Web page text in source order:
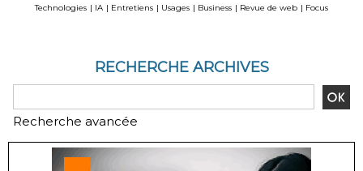
Technologies | IA | Entretiens | Usages | Business | Revue de web | Focus
RECHERCHE ARCHIVES
Recherche avancée